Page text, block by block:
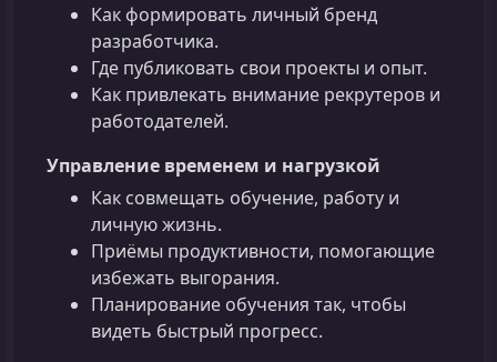
Как формировать личный бренд
разработчика.
Где публиковать свои проекты и опыт.
Как привлекать внимание рекрутеров и
работодателей.
Управление временем и нагрузкой
Как совмещать обучение, работу и
личную жизнь.
Приёмы продуктивности, помогающие
избежать выгорания.
Планирование обучения так, чтобы
видеть быстрый прогресс.